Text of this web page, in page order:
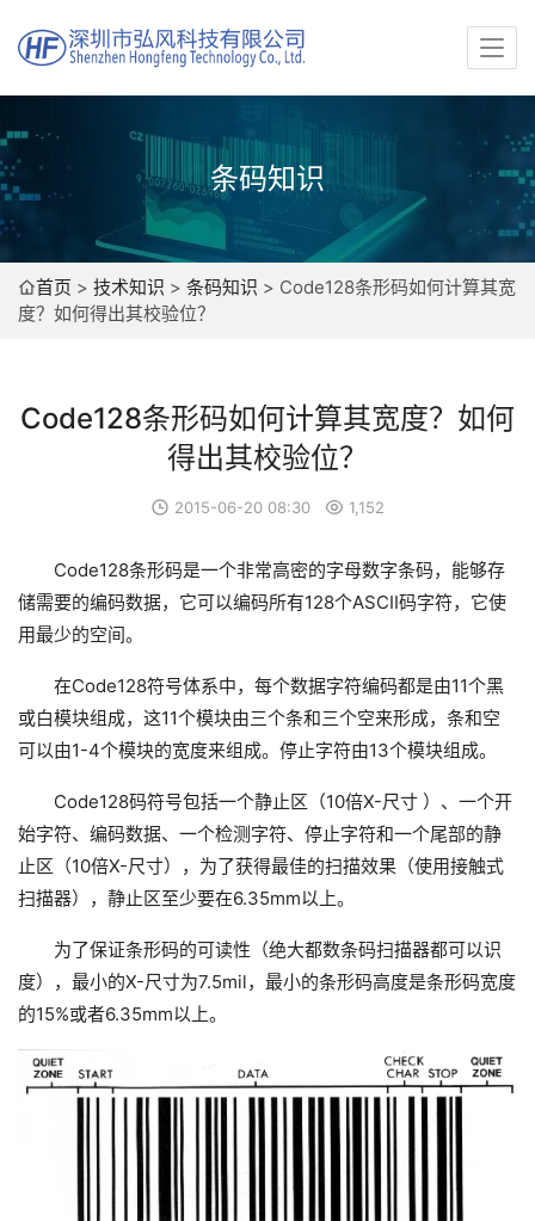
条码知识
首页 > 技术知识 > 条码知识 > Code128条形码如何计算其宽
度？如何得出其校验位？
Code128条形码如何计算其宽度？如何
得出其校验位？
2015-06-20 08:30 1,152
Code128条形码是一个非常高密的字母数字条码，能够存
储需要的编码数据，它可以编码所有128个ASCII码字符，它使
用最少的空间。
在Code128符号体系中，每个数据字符编码都是由11个黑
或白模块组成，这11个模块由三个条和三个空来形成，条和空
可以由1-4个模块的宽度来组成。停止字符由13个模块组成。
Code128码符号包括一个静止区（10倍X-尺寸 ）、一个开
始字符、编码数据、一个检测字符、停止字符和一个尾部的静
止区（10倍X-尺寸），为了获得最佳的扫描效果（使用接触式
扫描器），静止区至少要在6.35mm以上。
为了保证条形码的可读性（绝大都数条码扫描器都可以识
度），最小的X-尺寸为7.5mil，最小的条形码高度是条形码宽度
的15%或者6.35mm以上。